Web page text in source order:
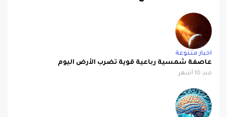
اخبار متنوعة
عاصفة شمسية رباعية قوية تضرب الأرض اليوم
منذ 10 أشهر
اخبار متنوعة